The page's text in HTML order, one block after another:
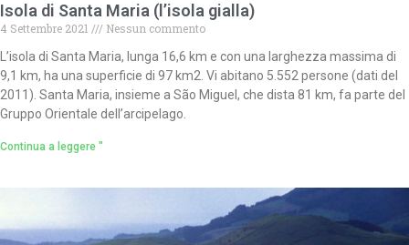
Isola di Santa Maria (l’isola gialla)
4 Settembre 2021
Nessun commento
L’isola di Santa Maria, lunga 16,6 km e con una larghezza massima di
9,1 km, ha una superficie di 97 km2. Vi abitano 5.552 persone (dati del
2011). Santa Maria, insieme a São Miguel, che dista 81 km, fa parte del
Gruppo Orientale dell’arcipelago.
Continua a leggere "